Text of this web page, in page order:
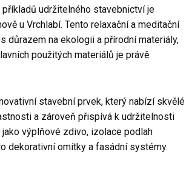
udržitelného stavebnictví je
u Vrchlabí. Tento relaxační a meditační
důrazem na ekologii a přírodní materiály,
použitých materiálů je právě
stavební prvek, který nabízí skvělé
a zároveň přispívá k udržitelnosti
výplňové zdivo, izolace podlah
dekorativní omítky a fasádní systémy.